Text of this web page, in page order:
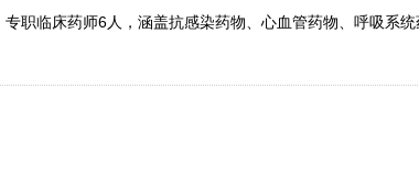
职临床药师6人，涵盖抗感染药物、心血管药物、呼吸系